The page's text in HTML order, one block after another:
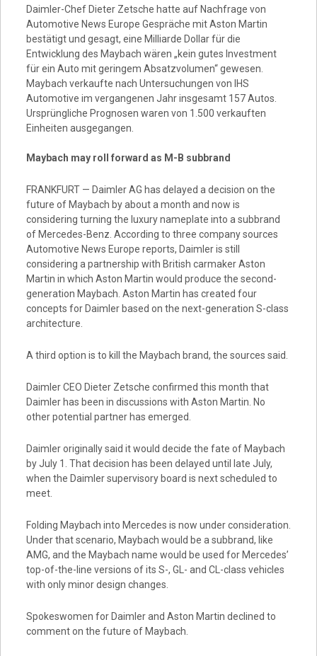
Daimler-Chef Dieter Zetsche hatte auf Nachfrage von
Automotive News Europe Gespräche mit Aston Martin
bestätigt und gesagt, eine Milliarde Dollar für die
Entwicklung des Maybach wären „kein gutes Investment
für ein Auto mit geringem Absatzvolumen“ gewesen.
Maybach verkaufte nach Untersuchungen von IHS
Automotive im vergangenen Jahr insgesamt 157 Autos.
Ursprüngliche Prognosen waren von 1.500 verkauften
Einheiten ausgegangen.
Maybach may roll forward as M-B subbrand
FRANKFURT — Daimler AG has delayed a decision on the
future of Maybach by about a month and now is
considering turning the luxury nameplate into a subbrand
of Mercedes-Benz. According to three company sources
Automotive News Europe reports, Daimler is still
considering a partnership with British carmaker Aston
Martin in which Aston Martin would produce the second-
generation Maybach. Aston Martin has created four
concepts for Daimler based on the next-generation S-class
architecture.
A third option is to kill the Maybach brand, the sources said.
Daimler CEO Dieter Zetsche confirmed this month that
Daimler has been in discussions with Aston Martin. No
other potential partner has emerged.
Daimler originally said it would decide the fate of Maybach
by July 1. That decision has been delayed until late July,
when the Daimler supervisory board is next scheduled to
meet.
Folding Maybach into Mercedes is now under consideration.
Under that scenario, Maybach would be a subbrand, like
AMG, and the Maybach name would be used for Mercedes’
top-of-the-line versions of its S-, GL- and CL-class vehicles
with only minor design changes.
Spokeswomen for Daimler and Aston Martin declined to
comment on the future of Maybach.